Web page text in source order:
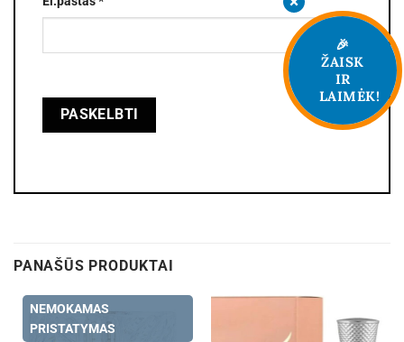
PANAŠŪS PRODUKTAI
NEMOKAMAS
PRISTATYMAS
🎉
ŽAISK
IR
LAIMĖK!